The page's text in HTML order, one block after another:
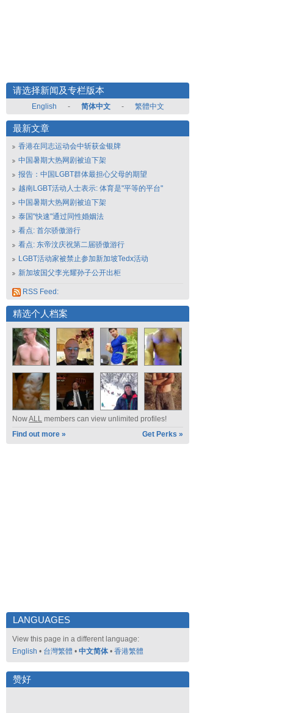
请选择新闻及专栏版本
English - 简体中文 - 繁體中文
最新文章
香港在同志运动会中斩获金银牌
中国暑期大热网剧被迫下架
报告：中国LGBT群体最担心父母的期望
越南LGBT活动人士表示: 体育是"平等的平台"
中国暑期大热网剧被迫下架
泰国"快速"通过同性婚姻法
看点: 首尔骄傲游行
看点: 东帝汶庆祝第二届骄傲游行
LGBT活动家被禁止参加新加坡Tedx活动
新加坡国父李光耀孙子公开出柜
RSS Feed:
精选个人档案
NowALL members can view unlimited profiles!
Find out more »
Get Perks »
LANGUAGES
View this page in a different language:
English • 台灣繁體 • 中文简体 • 香港繁體
赞好